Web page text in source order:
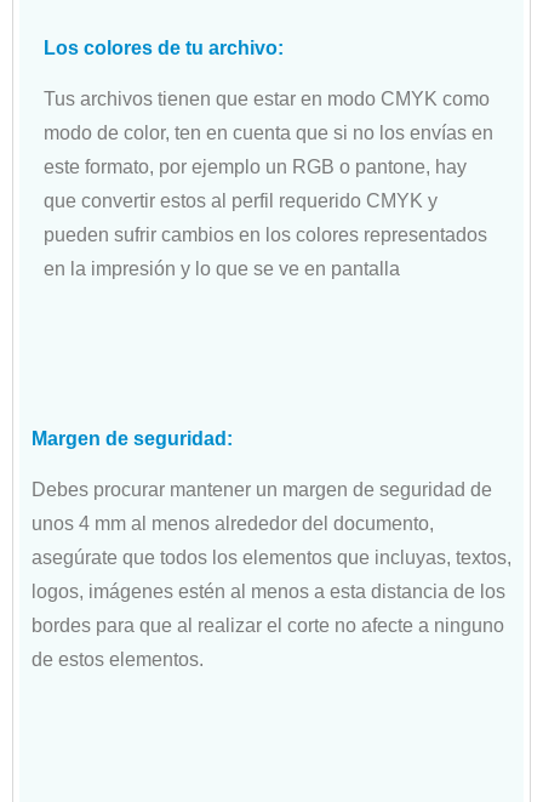
Los colores de tu archivo:
Tus archivos tienen que estar en modo CMYK como
modo de color, ten en cuenta que si no los envías en
este formato, por ejemplo un RGB o pantone, hay
que convertir estos al perfil requerido CMYK y
pueden sufrir cambios en los colores representados
en la impresión y lo que se ve en pantalla
Margen de seguridad:
Debes procurar mantener un margen de seguridad de
unos 4 mm al menos alrededor del documento,
asegúrate que todos los elementos que incluyas, textos,
logos, imágenes estén al menos a esta distancia de los
bordes para que al realizar el corte no afecte a ninguno
de estos elementos.